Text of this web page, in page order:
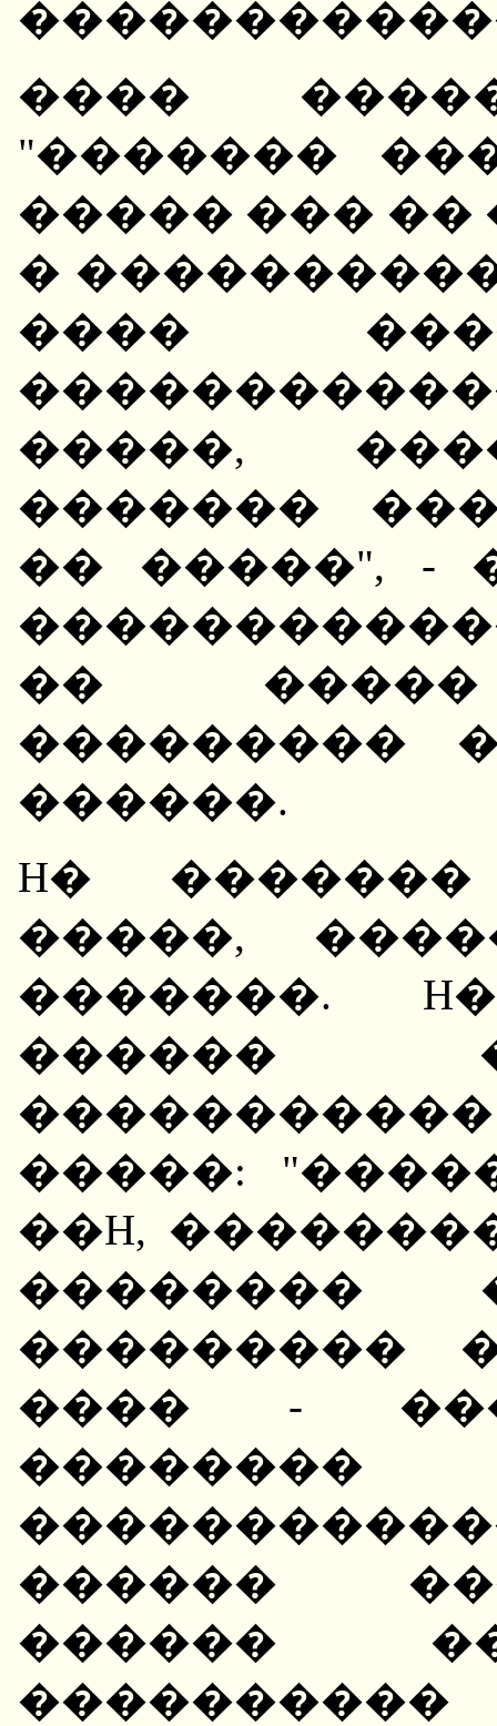
����
"�������
����� ��� ��
�
����
�����,
�������
�� �����", -
�� �����
���������
������.
H�
�����,
�������.
������
�����:
��H,
���������
���� -
������
������